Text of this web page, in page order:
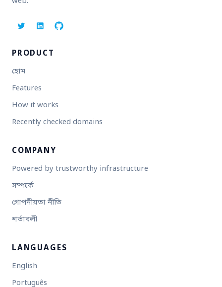
PRODUCT
হোম
Features
How it works
Recently checked domains
COMPANY
Powered by trustworthy infrastructure
সম্পর্কে
গোপনীয়তা নীতি
শর্তাবলী
LANGUAGES
English
Português